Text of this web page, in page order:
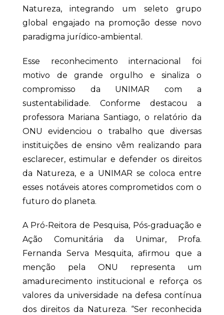
Natureza, integrando um seleto grupo
global engajado na promoção desse novo
paradigma jurídico-ambiental.
Esse reconhecimento internacional foi
motivo de grande orgulho e sinaliza o
compromisso da UNIMAR com a
sustentabilidade. Conforme destacou a
professora Mariana Santiago, o relatório da
ONU evidenciou o trabalho que diversas
instituições de ensino vêm realizando para
esclarecer, estimular e defender os direitos
da Natureza, e a UNIMAR se coloca entre
esses notáveis atores comprometidos com o
futuro do planeta.
A Pró-Reitora de Pesquisa, Pós-graduação e
Ação Comunitária da Unimar, Profa.
Fernanda Serva Mesquita, afirmou que a
menção pela ONU representa um
amadurecimento institucional e reforça os
valores da universidade na defesa contínua
dos direitos da Natureza. “Ser reconhecida